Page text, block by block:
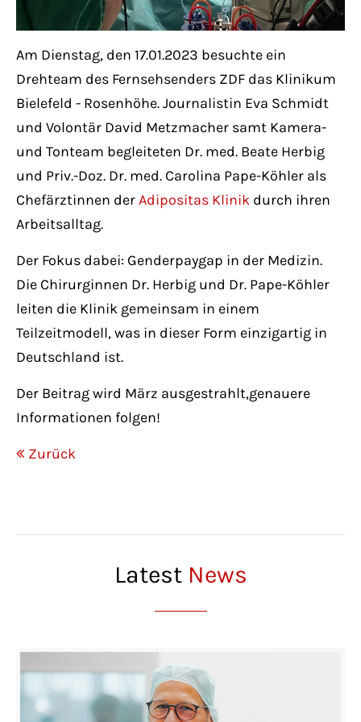
Have any questions?
+44 1234 567 890
Drop us a line
About us
Lorem ipsum dolor sit amet, consectetuer
massa. Cum sociis natoque penatibus et
magnis dis parturient montes, nascetur
ridiculus mus. Donec quam felis, ultricies
Am Dienstag, den 17.01.2023 besuchte ein
Drehteam des Fernsehsenders ZDF das Klinikum
Bielefeld - Rosenhöhe. Journalistin Eva Schmidt
und Volontär David Metzmacher samt Kamera-
und Tonteam begleiteten Dr. med. Beate Herbig
und Priv.-Doz. Dr. med. Carolina Pape-Köhler als
Chefärztinnen derAdipositas Klinik durch ihren
Arbeitsalltag.
Der Fokus dabei: Genderpaygap in der Medizin.
Die Chirurginnen Dr. Herbig und Dr. Pape-Köhler
leiten die Klinik gemeinsam in einem
Teilzeitmodell, was in dieser Form einzigartig in
Deutschland ist.
Der Beitrag wird März ausgestrahlt,genauere
Informationen folgen!
Zurück
Latest News